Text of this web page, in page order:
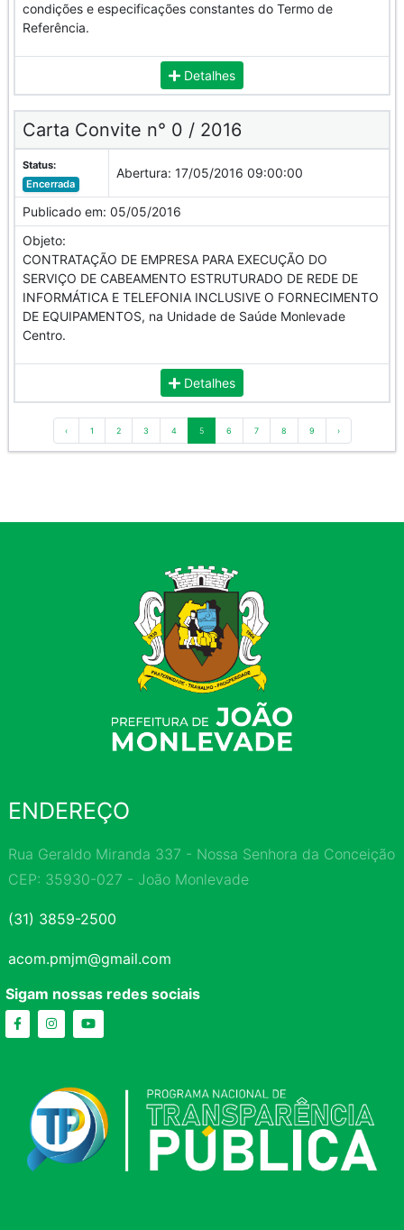
condições e especificações constantes do Termo de
Referência.
Detalhes
Carta Convite n° 0 / 2016
Status:
Encerrada
Abertura: 17/05/2016 09:00:00
Publicado em: 05/05/2016
Objeto:
CONTRATAÇÃO DE EMPRESA PARA EXECUÇÃO DO
SERVIÇO DE CABEAMENTO ESTRUTURADO DE REDE DE
INFORMÁTICA E TELEFONIA INCLUSIVE O FORNECIMENTO
DE EQUIPAMENTOS, na Unidade de Saúde Monlevade
Centro.
Detalhes
‹ 1 2 3 4 5 6 7 8 9 ›
ENDEREÇO
Rua Geraldo Miranda 337 - Nossa Senhora da Conceição
CEP: 35930-027 - João Monlevade
(31) 3859-2500
acom.pmjm@gmail.com
Sigam nossas redes sociais